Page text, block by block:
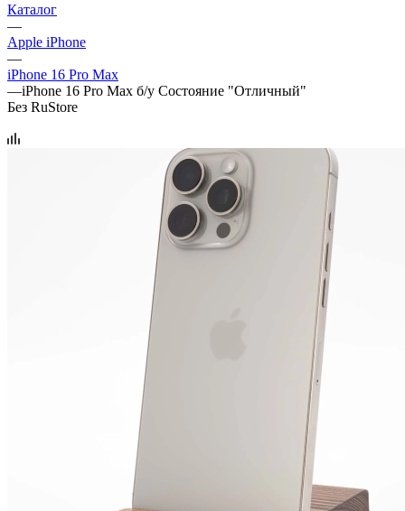
Каталог
—
Apple iPhone
—
iPhone 16 Pro Max
—iPhone 16 Pro Max б/у Состояние "Отличный"
Без RuStore